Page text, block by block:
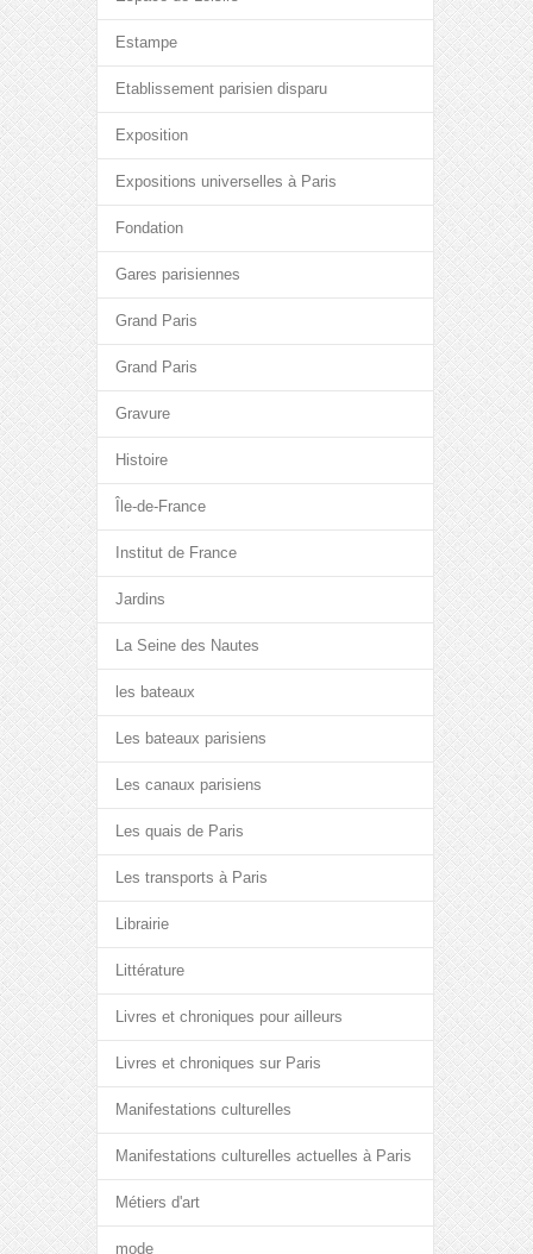
Estampe
Etablissement parisien disparu
Exposition
Expositions universelles à Paris
Fondation
Gares parisiennes
Grand Paris
Grand Paris
Gravure
Histoire
Île-de-France
Institut de France
Jardins
La Seine des Nautes
les bateaux
Les bateaux parisiens
Les canaux parisiens
Les quais de Paris
Les transports à Paris
Librairie
Littérature
Livres et chroniques pour ailleurs
Livres et chroniques sur Paris
Manifestations culturelles
Manifestations culturelles actuelles à Paris
Métiers d'art
mode